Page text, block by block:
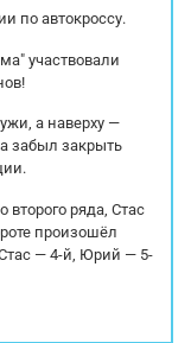
по автокроссу.
участвовали
а наверху —
забыл закрыть
ряда, Стас
произошёл
— 4-й, Юрий — 5-